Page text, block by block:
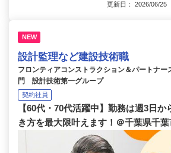
更新日： 2026/06/
NEW
設計監理など建設技術職
フロンティアコンストラクション＆パートナ
門 設計技術第一グループ
契約社員
【60代・70代活躍中】勤務は週3日
き方を最大限叶えます！＠千葉県千葉